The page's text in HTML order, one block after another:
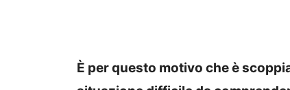
È per questo motivo che è